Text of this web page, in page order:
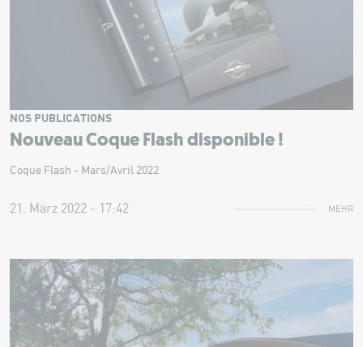
Nouveau Coque Flash disponible !
NOS PUBLICATIONS
Coque Flash - Mars/Avril 2022
21. März 2022 - 17:42 MEHR